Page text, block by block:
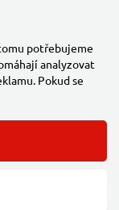
potřebujeme
analyzovat
Pokud se